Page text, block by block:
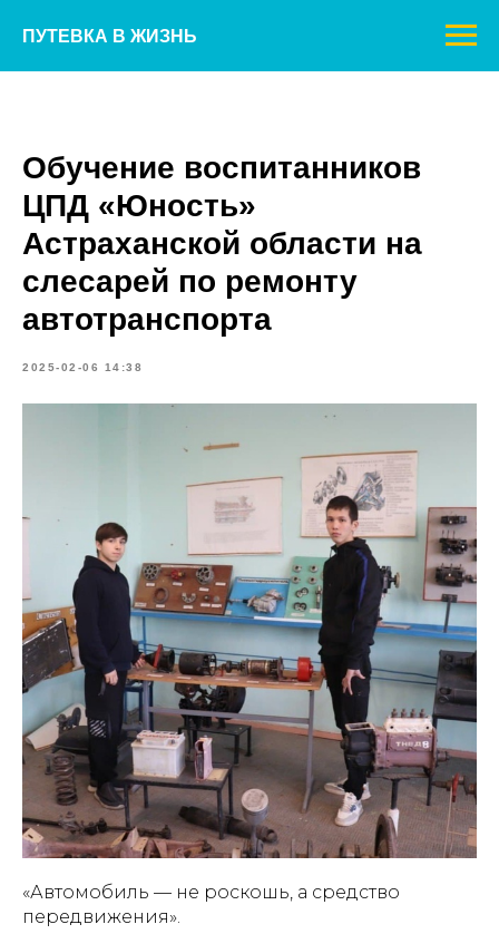
ПУТЕВКА В ЖИЗНЬ
Обучение воспитанников
ЦПД «Юность»
Астраханской области на
слесарей по ремонту
автотранспорта
2025-02-06 14:38
«Автомобиль — не роскошь, а средство
передвижения».